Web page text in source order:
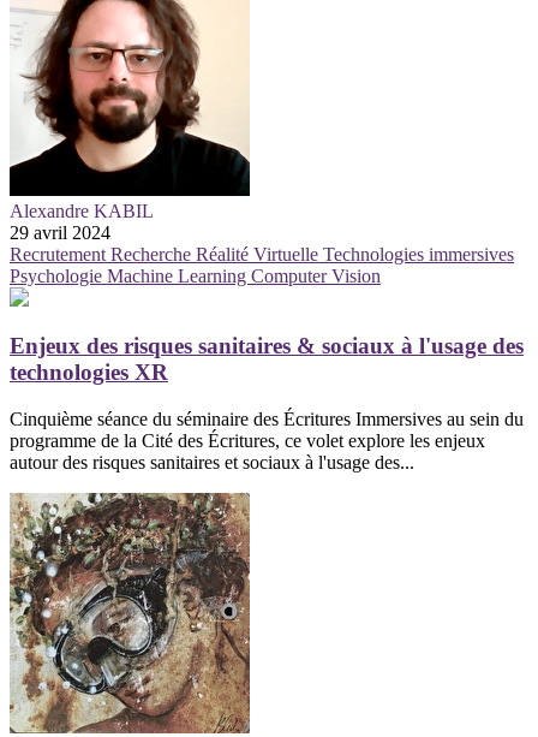
Alexandre KABIL
29 avril 2024
Recrutement Recherche Réalité Virtuelle Technologies immersives
Psychologie Machine Learning Computer Vision
Enjeux des risques sanitaires & sociaux à l'usage des
technologies XR
Cinquième séance du séminaire des Écritures Immersives au sein du
programme de la Cité des Écritures, ce volet explore les enjeux
autour des risques sanitaires et sociaux à l'usage des...